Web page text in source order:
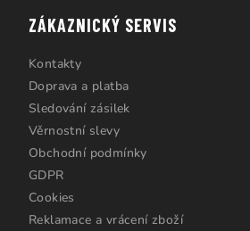
ZÁKAZNICKÝ SERVIS
Kontakty
Doprava a platba
Sledování zásilek
Věrnostní slevy
Obchodní podmínky
GDPR
Cookies
Reklamace a vrácení zboží